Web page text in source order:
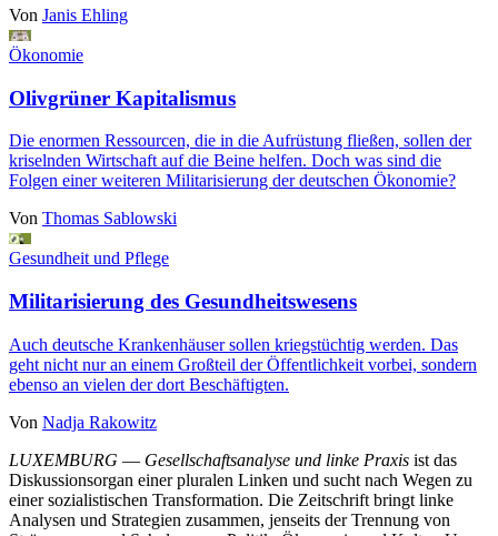
Von Janis Ehling
Ökonomie
Olivgrüner Kapitalismus
Die enormen Ressourcen, die in die Aufrüstung fließen, sollen der
kriselnden Wirtschaft auf die Beine helfen. Doch was sind die
Folgen einer weiteren Militarisierung der deutschen Ökonomie?
Von Thomas Sablowski
Gesundheit und Pflege
Militarisierung des Gesundheitswesens
Auch deutsche Krankenhäuser sollen kriegstüchtig werden. Das
geht nicht nur an einem Großteil der Öffentlichkeit vorbei, sondern
ebenso an vielen der dort Beschäftigten.
Von Nadja Rakowitz
LUXEMBURG — Gesellschaftsanalyse und linke Praxis ist das
Diskussionsorgan einer pluralen Linken und sucht nach Wegen zu
einer sozialistischen Transformation. Die Zeitschrift bringt linke
Analysen und Strategien zusammen, jenseits der Trennung von